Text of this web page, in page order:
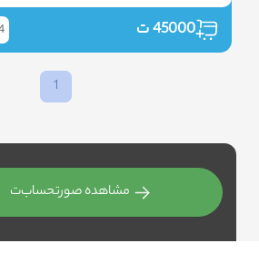
مشاهده صورتحسابت
45000ت
1
راهنمای تبلیغات هدفمند در اینستاگرام و